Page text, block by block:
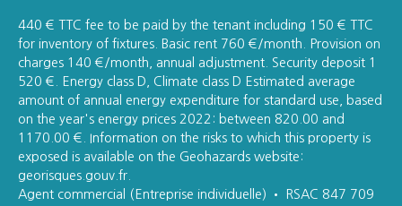
440 € TTC fee to be paid by the tenant including 150 € TTC
for inventory of fixtures. Basic rent 760 €/month. Provision on
charges 140 €/month, annual adjustment. Security deposit 1
520 €. Energy class D, Climate class D Estimated average
amount of annual energy expenditure for standard use, based
on the year's energy prices 2022: between 820.00 and
1170.00 €. Information on the risks to which this property is
exposed is available on the Geohazards website:
georisques.gouv.fr.
Agent commercial (Entreprise individuelle) • RSAC 847 709